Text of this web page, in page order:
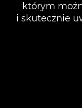
którym
i skutecznie